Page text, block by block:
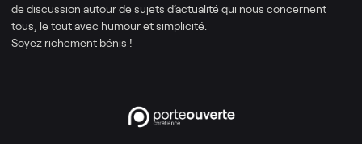
de discussion autour de sujets d’actualité qui nous concernent
tous, le tout avec humour et simplicité.
Soyez richement bénis !